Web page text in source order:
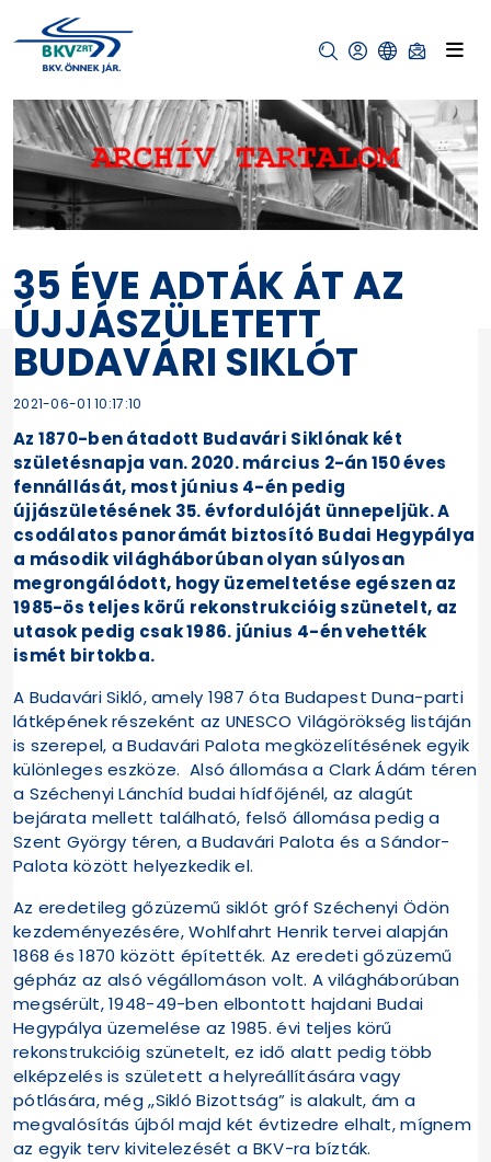
35 ÉVE ADTÁK ÁT AZ
ÚJJÁSZÜLETETT
BUDAVÁRI SIKLÓT
2021-06-01 10:17:10
Az 1870-ben átadott Budavári Siklónak két
születésnapja van. 2020. március 2-án 150 éves
fennállását, most június 4-én pedig
újjászületésének 35. évfordulóját ünnepeljük. A
csodálatos panorámát biztosító Budai Hegypálya
a második világháborúban olyan súlyosan
megrongálódott, hogy üzemeltetése egészen az
1985-ös teljes körű rekonstrukcióig szünetelt, az
utasok pedig csak 1986. június 4-én vehették
ismét birtokba.
A Budavári Sikló, amely 1987 óta Budapest Duna-parti
látképének részeként az UNESCO Világörökség listáján
is szerepel, a Budavári Palota megközelítésének egyik
különleges eszköze. Alsó állomása a Clark Ádám téren
a Széchenyi Lánchíd budai hídfőjénél, az alagút
bejárata mellett található, felső állomása pedig a
Szent György téren, a Budavári Palota és a Sándor-
Palota között helyezkedik el.
Az eredetileg gőzüzemű siklót gróf Széchenyi Ödön
kezdeményezésére, Wohlfahrt Henrik tervei alapján
1868 és 1870 között építették. Az eredeti gőzüzemű
gépház az alsó végállomáson volt. A világháborúban
megsérült, 1948-49-ben elbontott hajdani Budai
Hegypálya üzemelése az 1985. évi teljes körű
rekonstrukcióig szünetelt, ez idő alatt pedig több
elképzelés is született a helyreállítására vagy
pótlására, még „Sikló Bizottság” is alakult, ám a
megvalósítás újból majd két évtizedre elhalt, mígnem
az egyik terv kivitelezését a BKV-ra bízták.